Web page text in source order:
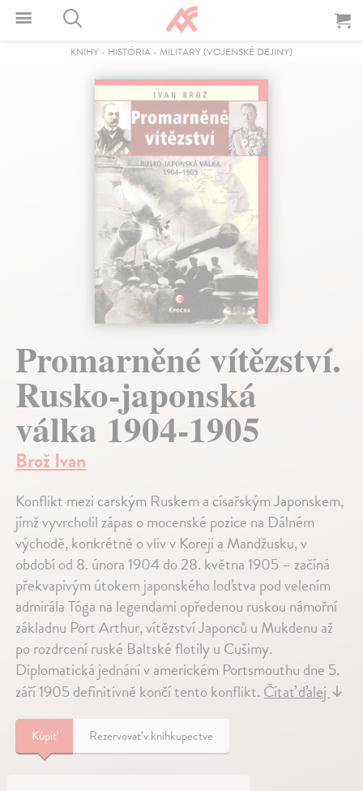
KNIHY - HISTÓRIA - MILITARY (VOJENSKÉ DEJINY)
Promarněné vítězství.
Rusko-japonská
válka 1904-1905
Brož Ivan
Konflikt mezi carským Ruskem a císařským Japonskem,
jímž vyvrcholil zápas o mocenské pozice na Dálném
východě, konkrétně o vliv v Koreji a Mandžusku, v
období od 8. února 1904 do 28. května 1905 – začíná
překvapivým útokem japonského loďstva pod velením
admirála Tóga na legendami opředenou ruskou námořní
základnu Port Arthur, vítězství Japonců u Mukdenu až
po rozdrcení ruské Baltské flotily u Cušimy.
Diplomatická jednání v americkém Portsmouthu dne 5.
září 1905 definitivně končí tento konflikt. Čítať ďalej ↓
Kúpiť Rezervovať v kníhkupectve